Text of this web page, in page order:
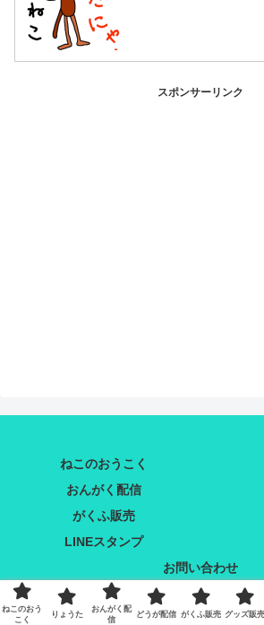
スポンサーリンク
ねこのおうこく
おんがく配信
がくふ販売
LINEスタンプ
お問い合わせ
Copyright © 2020 まとりこや All
ねこのおう
こく
りょうた
おんがく配
信
どうが配信 がくふ販売 グッズ販売